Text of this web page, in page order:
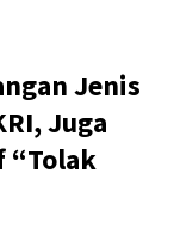
Jenis
Juga
“Tolak